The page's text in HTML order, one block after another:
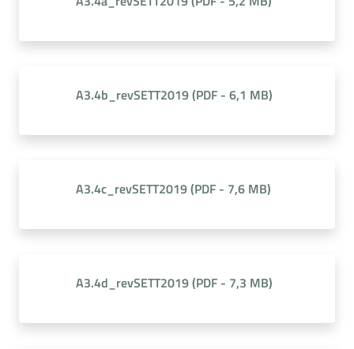
A3.4b_revSETT2019(PDF - 6,1 MB)
A3.4c_revSETT2019(PDF - 7,6 MB)
A3.4d_revSETT2019(PDF - 7,3 MB)